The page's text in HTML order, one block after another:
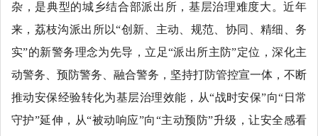
杂，是典型的城乡结合部派出所，基层治理难度大。近年
来，荔枝沟派出所以“创新、主动、规范、协同、精细、务
实”的新警务理念为先导，立足“派出所主防”定位，深化主
动警务、预防警务、融合警务，坚持打防管控宣一体，不断
推动安保经验转化为基层治理效能，从“战时安保”向“日常
守护”延伸，从“被动响应”向“主动预防”升级，让安全感看